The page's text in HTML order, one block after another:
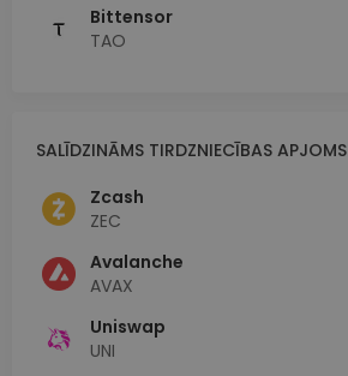
Bittensor
TAO
SALĪDZINĀMS TIRDZNIECĪBAS APJOMS
Zcash
ZEC
Avalanche
AVAX
Uniswap
UNI